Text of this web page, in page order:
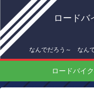
ロードバ
なんでだろう～ なん
ロードバイ